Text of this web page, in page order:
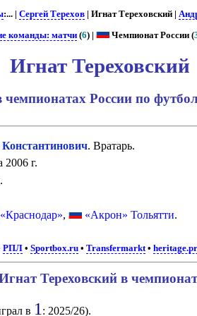
:... | Сергей Терехов| Игнат Тереховский |
команды: матчи(6) | Чемпионат России (
Игнат Тереховский
чемпионатах России по
. Вратарь.
2006 г.
«Краснодар», «Акрон» Тольятти.
РПЛ• Sportbox.ru• Transfermarkt•
Тереховский в
в 1 : 2025/26).